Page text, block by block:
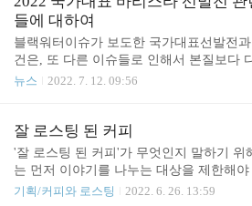
향을 미치는 요소가 간과되어왔다고 생각
스팅 과정에서 커피의 온도가 올라가면서
분 함량이 낮아지는 것은 맞습니다. 하지
경과 로스팅 머신의 설정에 따라 같은 온도
로 로스팅한다고 할지라도 그 결과가 같지
하지만 로스팅 머신의 에어플로우에 영향
수를 조절해서 상대..
들에 대하여
블랙워터이슈가 보도한 국가대표선발전
건은, 또 다른 이슈들로 인해서 본질보다
에 시선이 더 모인 듯 합니다. KNBC 사건
입장 : 국제 규정 번역 시에 일부가 누락되
만 그 부분에 대해 질의가 들어와서 Q&A
지되었다. 대회 전에 ‘Q&A가 실시간 업로
시 확인하라'는 문자를 발송했다. 해당 룰
선수를 실격한 것은 타당하다. ✔︎실격된 선
뉴스 2022. 7. 12. 09:56
잘 로스팅 된 커피
'잘 로스팅 된 커피'가 무엇인지 말하기 위
는 먼저 이야기를 나누는 대상을 제한해야
모두를 만족시키는 커피는 세상에 존재하
기획/커피와 로스팅 2022. 6. 26. 13:59